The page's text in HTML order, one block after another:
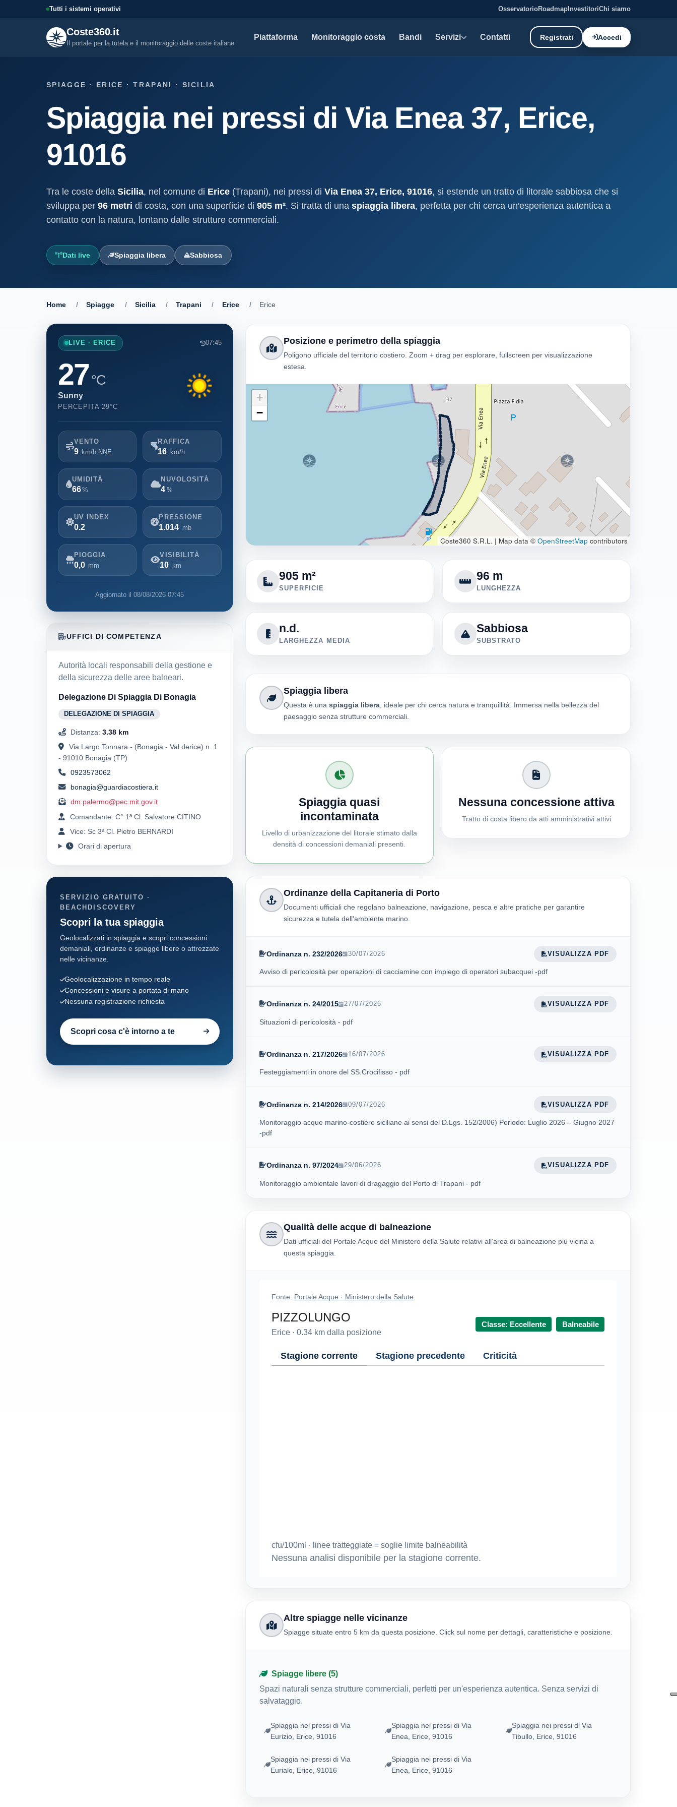
Tutti i sistemi operativi OsservatorioRoadmap InvestitoriChi siamo
Coste360.it
Il portale per la tutela e il monitoraggio delle coste italiane
Piattaforma Monitoraggio costa Bandi Servizi
Visure, fascicoli, verifica concessioni e
altro.
Visura concessione demaniale
demaniale marittima
Storico completo ed evolutivo della
Soluzioni per studi tecnici, legali e PA.
Modello D1
Atti, soggetti e canoni del demanio
marittimo.
I nostri dati
Open data costieri aggiornati mensilmente.
Contatti Registrati Accedi
SPIAGGE · ERICE · TRAPANI · SICILIA
Spiaggia nei pressi di Via Enea 37, Erice,
91016
Tra le coste della Sicilia, nel comune di Erice (Trapani), nei pressi di Via Enea 37, Erice, 91016, si estende un tratto di litorale sabbiosa che si
sviluppa per 96 metri di costa, con una superficie di 905 m². Si tratta di una spiaggia libera, perfetta per chi cerca un'esperienza autentica a
contatto con la natura, lontano dalle strutture commerciali.
Dati live Spiaggia libera Sabbiosa
Home / Spiagge / Sicilia / Trapani / Erice / Erice
Posizione e perimetro della spiaggia
Poligono ufficiale del territorio costiero. Zoom + drag per esplorare, fullscreen per visualizzazione
estesa.
+
−
Coste360 S.R.L. | Map data © OpenStreetMap contributors
905 m²
SUPERFICIE
96 m
LUNGHEZZA
n.d.
LARGHEZZA MEDIA
Sabbiosa
SUBSTRATO
Spiaggia libera
Questa è una spiaggia libera, ideale per chi cerca natura e tranquillità. Immersa nella bellezza del
paesaggio senza strutture commerciali.
Spiaggia quasi
incontaminata
Livello di urbanizzazione del litorale stimato dalla
densità di concessioni demaniali presenti.
Nessuna concessione attiva
Tratto di costa libero da atti amministrativi attivi
Ordinanze della Capitaneria di Porto
Documenti ufficiali che regolano balneazione, navigazione, pesca e altre pratiche per garantire
sicurezza e tutela dell'ambiente marino.
Ordinanza n. 232/2026 30/07/2026 VISUALIZZA PDF
Avviso di pericolosità per operazioni di cacciamine con impiego di operatori subacquei -pdf
Ordinanza n. 24/2015 27/07/2026 VISUALIZZA PDF
Situazioni di pericolosità - pdf
Ordinanza n. 217/2026 16/07/2026 VISUALIZZA PDF
Festeggiamenti in onore del SS.Crocifisso - pdf
Ordinanza n. 214/2026 09/07/2026 VISUALIZZA PDF
Monitoraggio acque marino-costiere siciliane ai sensi del D.Lgs. 152/2006) Periodo: Luglio 2026 – Giugno 2027
-pdf
Ordinanza n. 97/2024 29/06/2026 VISUALIZZA PDF
Monitoraggio ambientale lavori di dragaggio del Porto di Trapani - pdf
Qualità delle acque di balneazione
Dati ufficiali del Portale Acque del Ministero della Salute relativi all'area di balneazione più vicina a
questa spiaggia.
Fonte: Portale Acque · Ministero della Salute
PIZZOLUNGO
Erice· 0.34km dalla posizione
Classe: Eccellente Balneabile
Stagione corrente Stagione precedente Criticità
cfu/100ml · linee tratteggiate = soglie limite balneabilità
Nessuna analisi disponibile per la stagione corrente.
Altre spiagge nelle vicinanze
Spiagge situate entro 5 km da questa posizione. Click sul nome per dettagli, caratteristiche e posizione.
Spiagge libere (5)
Spazi naturali senza strutture commerciali, perfetti per un'esperienza autentica. Senza servizi di
salvataggio.
Spiaggia nei pressi di Via
Eurizio, Erice, 91016
Spiaggia nei pressi di Via
Enea, Erice, 91016
Spiaggia nei pressi di Via
Tibullo, Erice, 91016
Spiaggia nei pressi di Via
Eurialo, Erice, 91016
Spiaggia nei pressi di Via
Enea, Erice, 91016
LIVE · ERICE 07:45
27°C
Sunny
PERCEPITA 29°C
VENTO
9 km/h NNE
RAFFICA
16 km/h
UMIDITÀ
66%
NUVOLOSITÀ
4 %
UV INDEX
0.2
PRESSIONE
1.014 mb
PIOGGIA
0,0 mm
VISIBILITÀ
10 km
Aggiornato il 08/08/2026 07:45
UFFICI DI COMPETENZA
Autorità locali responsabili della gestione e
della sicurezza delle aree balneari.
Delegazione Di Spiaggia Di Bonagia
DELEGAZIONE DI SPIAGGIA
Distanza: 3.38 km
Via Largo Tonnara - (Bonagia - Val derice) n. 1
- 91010 Bonagia (TP)
0923573062
bonagia@guardiacostiera.it
dm.palermo@pec.mit.gov.it
Comandante: C° 1ª Cl. Salvatore CITINO
Vice: Sc 3ª Cl. Pietro BERNARDI
Orari di apertura
SERVIZIO GRATUITO ·
BEACHDISCOVERY
Scopri la tua spiaggia
Geolocalizzati in spiaggia e scopri concessioni
demaniali, ordinanze e spiagge libere o attrezzate
nelle vicinanze.
Geolocalizzazione in tempo reale
Concessioni e visure a portata di mano
Nessuna registrazione richiesta
Scopri cosa c'è intorno a te